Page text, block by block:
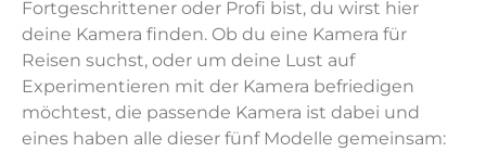
Fortgeschrittener oder Profi bist, du wirst hier
deine Kamera finden. Ob du eine Kamera für
Reisen suchst, oder um deine Lust auf
Experimentieren mit der Kamera befriedigen
möchtest, die passende Kamera ist dabei und
eines haben alle dieser fünf Modelle gemeinsam: